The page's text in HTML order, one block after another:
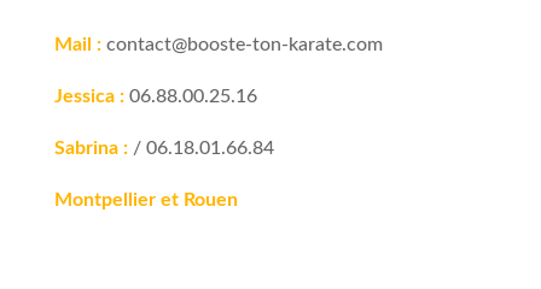
Mail :contact@booste-ton-karate.com
Jessica : 06.88.00.25.16
Sabrina : / 06.18.01.66.84
Montpellier et Rouen